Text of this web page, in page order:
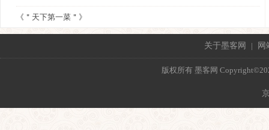
《＂天下第一菜＂》
关于墨客网 | 网
版权所有 墨客网